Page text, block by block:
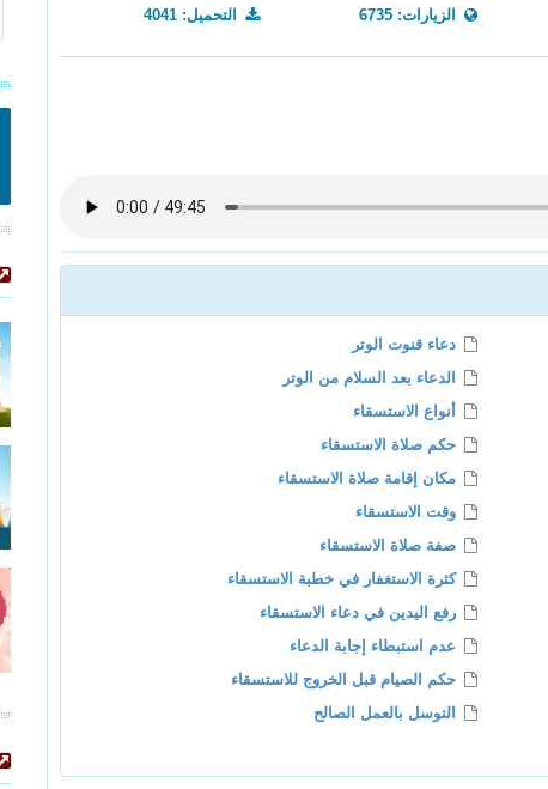
الزيارات: 6735 التحميل: 4041
دعاء قنوت الوتر
الدعاء بعد السلام من الوتر
أنواع الاستسقاء
حكم صلاة الاستسقاء
مكان إقامة صلاة الاستسقاء
وقت الاستسقاء
صفة صلاة الاستسقاء
كثرة الاستغفار في خطبة الاستسقاء
رفع اليدين في دعاء الاستسقاء
عدم استبطاء إجابة الدعاء
حكم الصيام قبل الخروج للاستسقاء
التوسل بالعمل الصالح